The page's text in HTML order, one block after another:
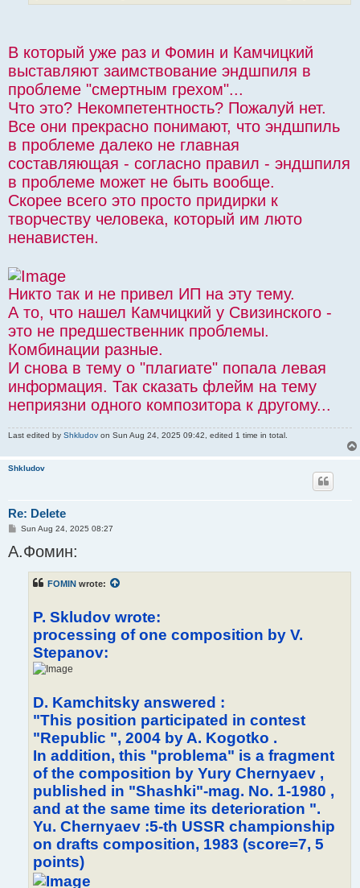
В который уже раз и Фомин и Камчицкий
выставляют заимствование эндшпиля в
проблеме "смертным грехом"...
Что это? Некомпетентность? Пожалуй нет.
Все они прекрасно понимают, что эндшпиль
в проблеме далеко не главная
составляющая - согласно правил - эндшпиля
в проблеме может не быть вообще.
Скорее всего это просто придирки к
творчеству человека, который им люто
ненавистен.
Никто так и не привел ИП на эту тему.
А то, что нашел Камчицкий у Свизинского -
это не предшественник проблемы.
Комбинации разные.
И снова в тему о "плагиате" попала левая
информация. Так сказать флейм на тему
неприязни одного композитора к другому...
Last edited by Shkludov on Sun Aug 24, 2025 09:42, edited 1 time in total.
Shkludov
Re: Delete
P
t
Sun Aug 24, 2025 08:27
А.Фомин:
FOMIN wrote:
P. Skludov wrote:
processing of one composition by V.
Stepanov:
D. Kamchitsky answered :
"This position participated in contest
"Republic ", 2004 by A. Kogotko .
In addition, this "problema" is a fragment
of the composition by Yury Chernyaev ,
published in "Shashki"-mag. No. 1-1980 ,
and at the same time its deterioration ".
Yu. Chernyaev :5-th USSR championship
on drafts composition, 1983 (score=7, 5
points)